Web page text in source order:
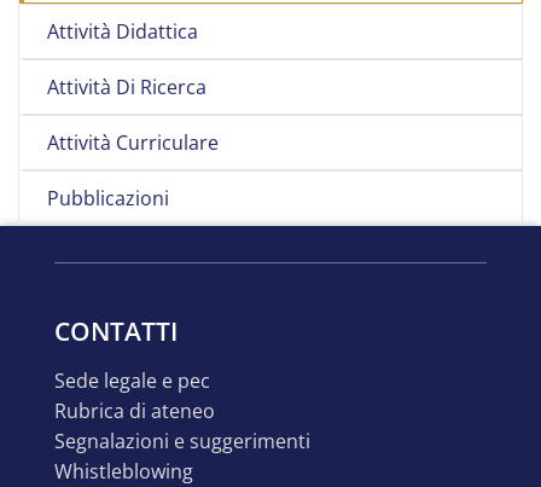
Attività Didattica
Attività Di Ricerca
Attività Curriculare
Pubblicazioni
CONTATTI
sede legale e pec
rubrica di ateneo
segnalazioni e suggerimenti
whistleblowing